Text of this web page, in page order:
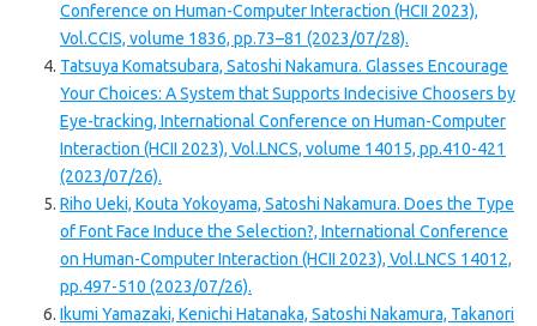
Conference on Human-Computer Interaction (HCII 2023),
Vol.CCIS, volume 1836, pp.73–81 (2023/07/28).
Tatsuya Komatsubara, Satoshi Nakamura. Glasses Encourage
Your Choices: A System that Supports Indecisive Choosers by
Eye-tracking, International Conference on Human-Computer
Interaction (HCII 2023), Vol.LNCS, volume 14015, pp.410-421
(2023/07/26).
Riho Ueki, Kouta Yokoyama, Satoshi Nakamura. Does the Type
of Font Face Induce the Selection?, International Conference
on Human-Computer Interaction (HCII 2023), Vol.LNCS 14012,
pp.497-510 (2023/07/26).
Ikumi Yamazaki, Kenichi Hatanaka, Satoshi Nakamura, Takanori